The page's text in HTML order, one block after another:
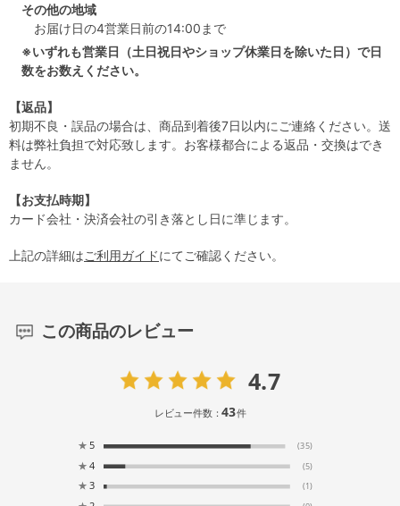
その他の地域
お届け日の4営業日前の14:00まで
※いずれも営業日（土日祝日やショップ休業日を除いた日）で日
数をお数えください。
【返品】
初期不良・誤品の場合は、商品到着後7日以内にご連絡ください。送
料は弊社負担で対応致します。お客様都合による返品・交換はでき
ません。
【お支払時期】
カード会社・決済会社の引き落とし日に準じます。
上記の詳細はご利用ガイドにてご確認ください。
この商品のレビュー
4.7
レビュー件数：43件
★ 5 (35)
★ 4 (5)
★ 3 (1)